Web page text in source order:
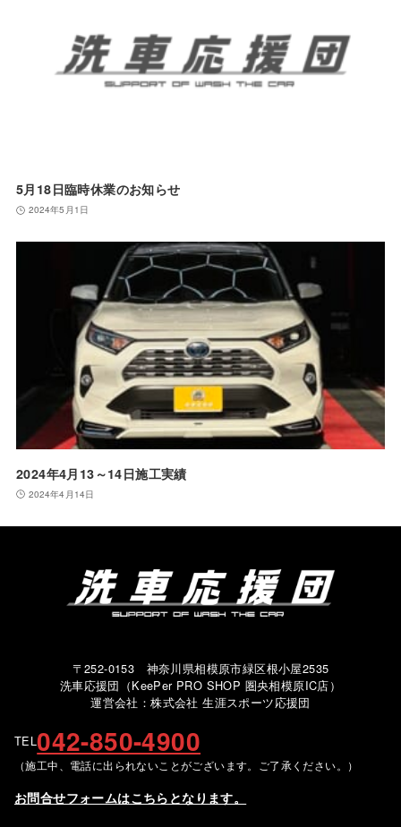
5月18日臨時休業のお知らせ
2024年5月1日
2024年4月13～14日施工実績
2024年4月14日
〒252-0153 神奈川県相模原市緑区根小屋2535
洗車応援団（KeePer PRO SHOP 圏央相模原IC店）
運営会社：株式会社 生涯スポーツ応援団
TEL042-850-4900
（施工中、電話に出られないことがございます。ご了承ください。）
お問合せフォームはこちらとなります。